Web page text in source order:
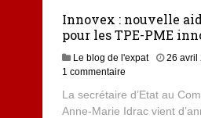
Innovex : nouvelle
pour les TPE-PME
Le blog de l'expat 26 avril
1 commentaire
La secrétaire d’Etat au
Anne-Marie Idrac vient